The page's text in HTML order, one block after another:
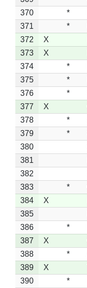
370
*
371
*
372
X
373
X
374
*
375
*
376
*
377
X
378
*
379
*
380
381
382
383
*
384
X
385
386
*
387
X
388
*
389
X
390
*